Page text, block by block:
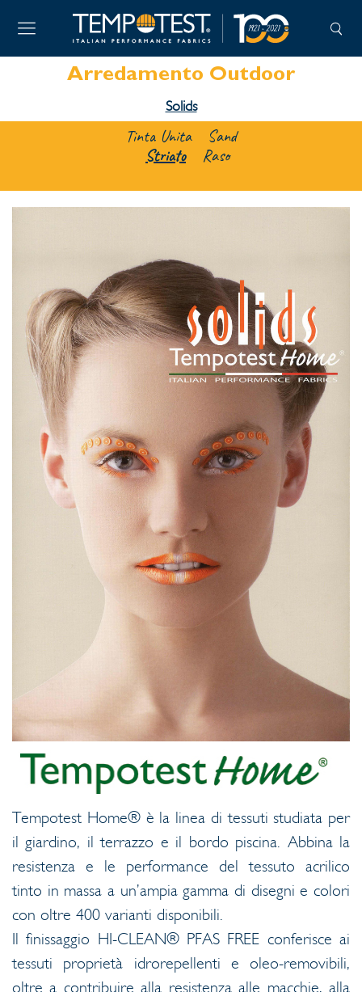
Arredamento Outdoor
Solids
Tinta Unita
Sand
Striato
Raso
Tempotest Home® è la linea di tessuti studiata per
il giardino, il terrazzo e il bordo piscina. Abbina la
resistenza e le performance del tessuto acrilico
tinto in massa a un’ampia gamma di disegni e colori
con oltre 400 varianti disponibili.
Il finissaggio HI-CLEAN® PFAS FREE conferisce ai
tessuti proprietà idrorepellenti e oleo-removibili,
oltre a contribuire alla resistenza alle macchie, alla